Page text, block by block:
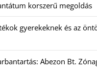
korszerű megoldás
gyerekeknek és az
Abezon Bt.